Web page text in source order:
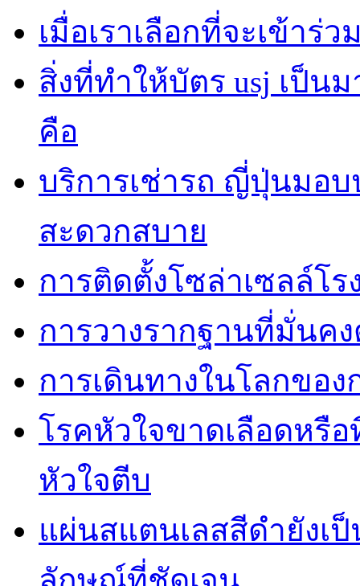
เมื่อเราเลือกที่จะเข้าร่
สิ่งที่ทำให้บัตร usj เป็น
คือ
บริการเช่ารถ ญี่ปุ่นมอ
สะดวกสบาย
การติดตั้งโซล่าเซลล์โ
การวางรากฐานที่มั่นค
การเดินทางในโลกขอ
โรคหัวใจขาดเลือดหรื
หัวใจตีบ
แผ่นสแตนเลสสีดำยังเ